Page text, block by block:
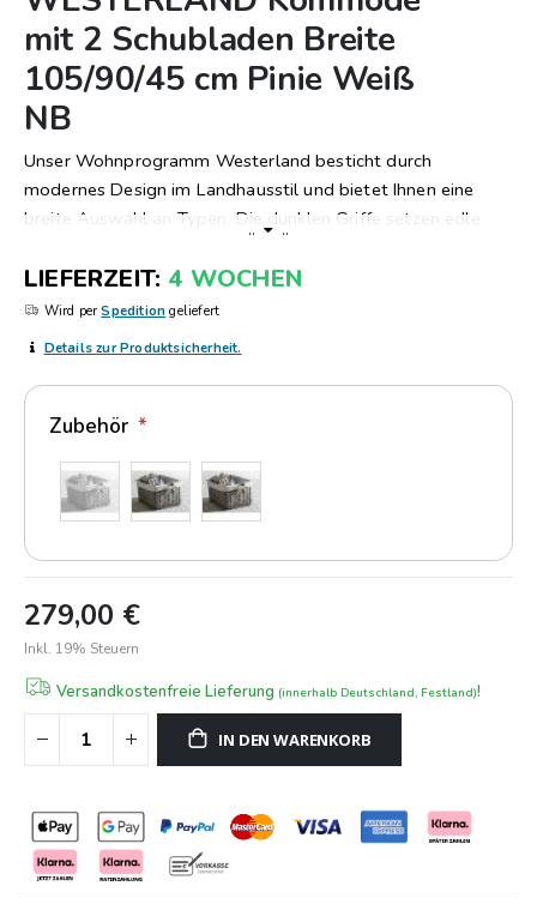
der
Bildergalerie
springen
mit 2 Schubladen Breite
105/90/45 cm Pinie Weiß
NB
Unser Wohnprogramm Westerland besticht durch
modernes Design im Landhausstil und bietet Ihnen eine
breite Auswahl an Typen. Die dunklen Griffe setzen edle
Serie einen besonderen Charme. Alle Möbel werden
individuell neu nach Kundenspezifikation gefertigt. Gerne
.. ..
LIEFERZEIT 4 WOCHEN
Wird perSpedition geliefert
Details zur Produktsicherheit.
Zubehör
279,00 €
Inkl. 19% Steuern
Versandkostenfreie Lieferung (innerhalb Deutschland, Festland)!
IN DEN WARENKORB